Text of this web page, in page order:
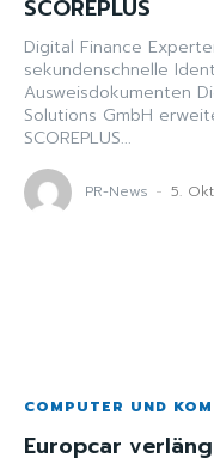
SCOREPLUS
Digital Finance
sekundenschnelle
Ausweisdokumenten Die Verifizierungsexperten der jenID
Solutions GmbH
SCOREPLUS...
PR-News - 5.
COMPUTER UND
Europcar